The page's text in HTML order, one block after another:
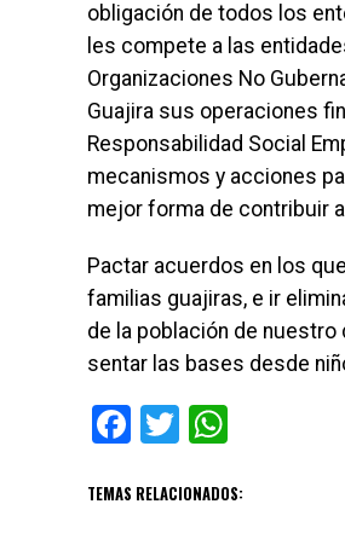
obligación de todos los
les compete a las
Organizaciones No
Guajira sus operaciones
Responsabilidad Social
mecanismos y acciones
mejor forma de contribuir
Pactar acuerdos en los
familias guajiras, e ir
de la población de
sentar las bases desde
Facebook
Twitter
TEMAS RELACIONADOS: